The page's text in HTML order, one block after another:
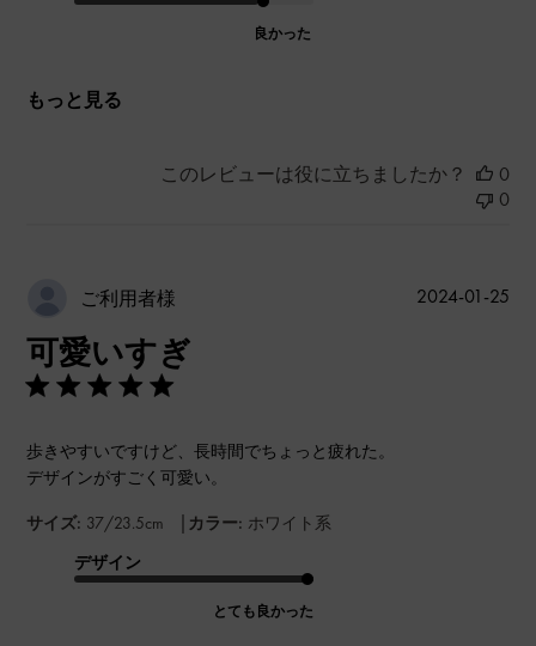
良かった
もっと見る
このレビューは役に立ちましたか？
0
0
ご利用者様
可愛いすぎ
歩きやすいですけど、長時間でちょっと疲れた。
デザインがすごく可愛い。
サイズ: 37/23.5cm | カラー: ホワイト系
デザイン
とても良かった
公
2024-01-25